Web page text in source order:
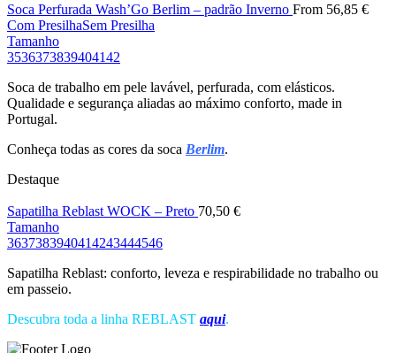
Soca Perfurada Wash’Go Berlim – padrão Inverno From 56,85 €
Com PresilhaSem Presilha
Tamanho
3536373839404142
Soca de trabalho em pele lavável, perfurada, com elásticos.
Qualidade e segurança aliadas ao máximo conforto, made in
Portugal.
Conheça todas as cores da soca Berlim.
Destaque
Sapatilha Reblast WOCK – Preto 70,50 €
Tamanho
3637383940414243444546
Sapatilha Reblast: conforto, leveza e respirabilidade no trabalho ou
em passeio.
Descubra toda a linha REBLAST aqui.